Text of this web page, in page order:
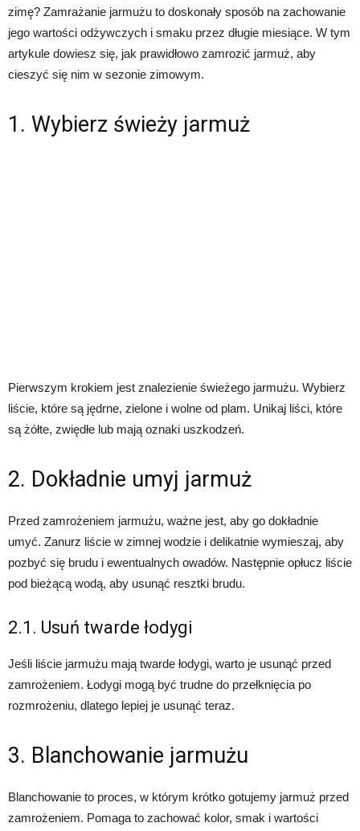
zimę? Zamrażanie jarmużu to doskonały sposób na zachowanie
jego wartości odżywczych i smaku przez długie miesiące. W tym
artykule dowiesz się, jak prawidłowo zamrozić jarmuż, aby
cieszyć się nim w sezonie zimowym.
1. Wybierz świeży jarmuż
Pierwszym krokiem jest znalezienie świeżego jarmużu. Wybierz
liście, które są jędrne, zielone i wolne od plam. Unikaj liści, które
są żółte, zwiędłe lub mają oznaki uszkodzeń.
2. Dokładnie umyj jarmuż
Przed zamrożeniem jarmużu, ważne jest, aby go dokładnie
umyć. Zanurz liście w zimnej wodzie i delikatnie wymieszaj, aby
pozbyć się brudu i ewentualnych owadów. Następnie opłucz liście
pod bieżącą wodą, aby usunąć resztki brudu.
2.1. Usuń twarde łodygi
Jeśli liście jarmużu mają twarde łodygi, warto je usunąć przed
zamrożeniem. Łodygi mogą być trudne do przełknięcia po
rozmrożeniu, dlatego lepiej je usunąć teraz.
3. Blanchowanie jarmużu
Blanchowanie to proces, w którym krótko gotujemy jarmuż przed
zamrożeniem. Pomaga to zachować kolor, smak i wartości